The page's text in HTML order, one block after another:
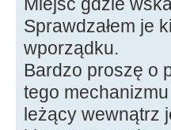
Sprawdzałem je
wporządku.
Bardzo proszę o
tego
leżący wewnątrz